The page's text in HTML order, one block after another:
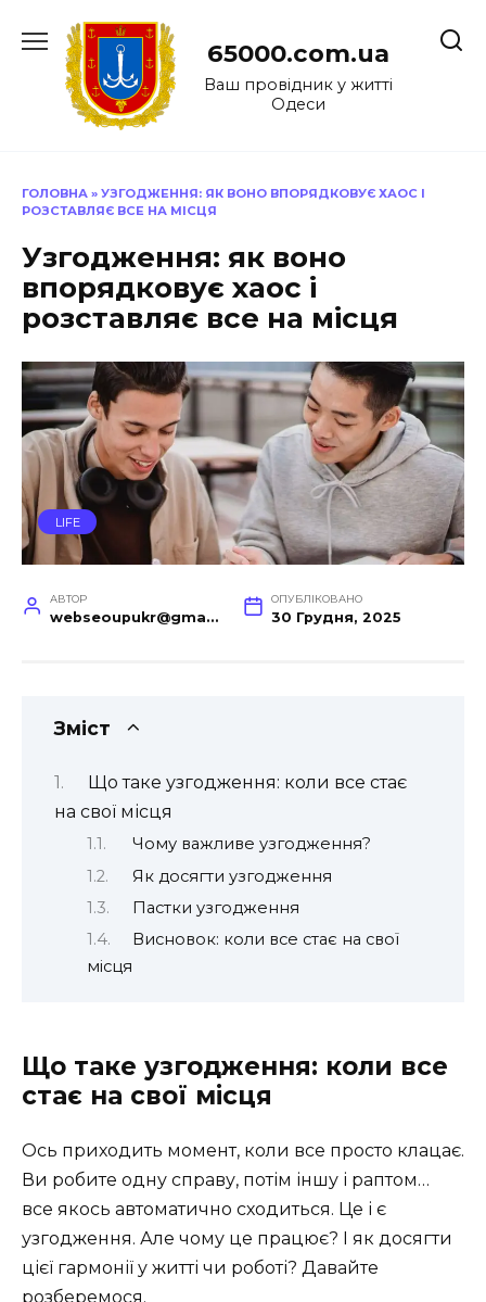
до
65000.com.ua
Ваш провідник у житті
Одеси
ГОЛОВНА » УЗГОДЖЕННЯ: ЯК ВОНО ВПОРЯДКОВУЄ ХАОС І
РОЗСТАВЛЯЄ ВСЕ НА МІСЦЯ
Узгодження: як воно
впорядковує хаос і
розставляє все на місця
LIFE
АВТОР
webseoupukr@gmail.com
ОПУБЛІКОВАНО
30 Грудня, 2025
Зміст
Що таке узгодження: коли все стає
на свої місця
Чому важливе узгодження?
Як досягти узгодження
Пастки узгодження
Висновок: коли все стає на свої
місця
Що таке узгодження: коли все
стає на свої місця
Ось приходить момент, коли все просто клацає.
Ви робите одну справу, потім іншу і раптом…
все якось автоматично сходиться. Це і є
узгодження. Але чому це працює? І як досягти
цієї гармонії у житті чи роботі? Давайте
розберемося.